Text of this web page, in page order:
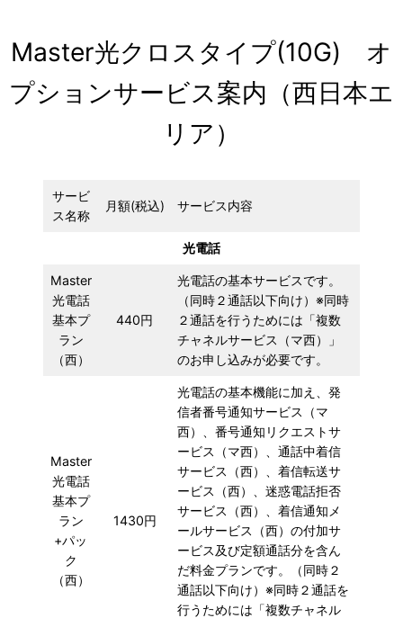
容
を
ス
Master光クロスタイプ(10G) オ
プションサービス案内（西日本エ
リア）
サービ
ス名称
月額(税込) サービス内容
光電話
Master
光電話
基本プ
ラン
（西）
440円
光電話の基本サービスです。
（同時２通話以下向け）※同時
２通話を行うためには「複数
チャネルサービス（マ西）」
のお申し込みが必要です。
Master
光電話
基本プ
ラン
+パッ
ク
（西）
1430円
光電話の基本機能に加え、発
信者番号通知サービス（マ
西）、番号通知リクエストサ
ービス（マ西）、通話中着信
サービス（西）、着信転送サ
ービス（西）、迷惑電話拒否
サービス（西）、着信通知メ
ールサービス（西）の付加サ
ービス及び定額通話分を含ん
だ料金プランです。（同時２
通話以下向け）※同時２通話を
行うためには「複数チャネル